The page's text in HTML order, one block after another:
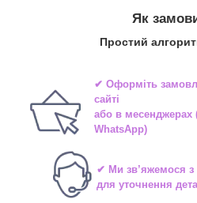
Як
Простий
✔ Оформіть
сайті
або в месенджерах
WhatsApp)
✔ Ми зв’яжемося з
для уточнення